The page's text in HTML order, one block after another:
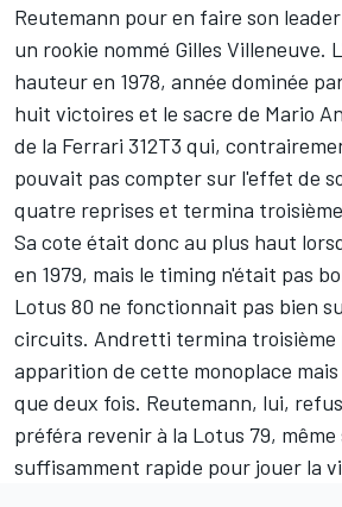
Reutemann pour en faire son
un rookie nommé Gilles Villeneuve.
hauteur en 1978, année dominée
huit victoires et le sacre de Mario
de la Ferrari 312T3 qui,
pouvait pas compter sur l'effet de
quatre reprises et termina
Sa cote était donc au plus haut
en 1979, mais le timing n'était pas
Lotus 80 ne fonctionnait pas bien
circuits. Andretti termina troisième
apparition de cette monoplace
que deux fois. Reutemann, lui,
préféra revenir à la Lotus 79,
suffisamment rapide pour jouer la